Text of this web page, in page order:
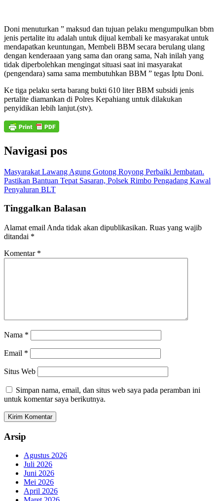
Doni menuturkan ” maksud dan tujuan pelaku mengumpulkan bbm
jenis pertalite itu adalah untuk dijual kembali ke masyarakat untuk
mendapatkan keuntungan, Membeli BBM secara berulang ulang
dengan kenderaaan yang sama dan orang sama, Nah inilah yang
tidak diperbolehkan mengingat situasi saat ini masyarakat
(pengendara) sama sama membutuhkan BBM ” tegas Iptu Doni.
Ke tiga pelaku serta barang bukti 610 liter BBM subsidi jenis
pertalite diamankan di Polres Kepahiang untuk dilakukan
penyidikan lebih lanjut.(stv).
Navigasi pos
Masyarakat Lawang Agung Gotong Royong Perbaiki Jembatan.
Pastikan Bantuan Tepat Sasaran, Polsek Rimbo Pengadang Kawal
Penyaluran BLT
Tinggalkan Balasan
Alamat email Anda tidak akan dipublikasikan. Ruas yang wajib
ditandai *
Komentar *
Nama *
Email *
Situs Web
Simpan nama, email, dan situs web saya pada peramban ini
untuk komentar saya berikutnya.
Arsip
Agustus 2026
Juli 2026
Juni 2026
Mei 2026
April 2026